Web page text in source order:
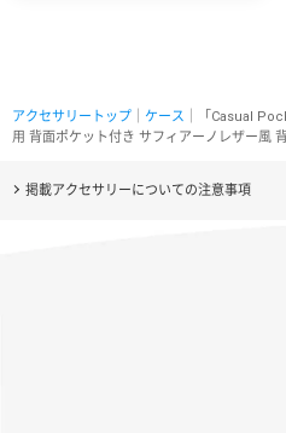
アクセサリートップ ケース ｜「Casual
用 背面ポケット付き サフィアーノレザー風
掲載アクセサリーについての注意事項